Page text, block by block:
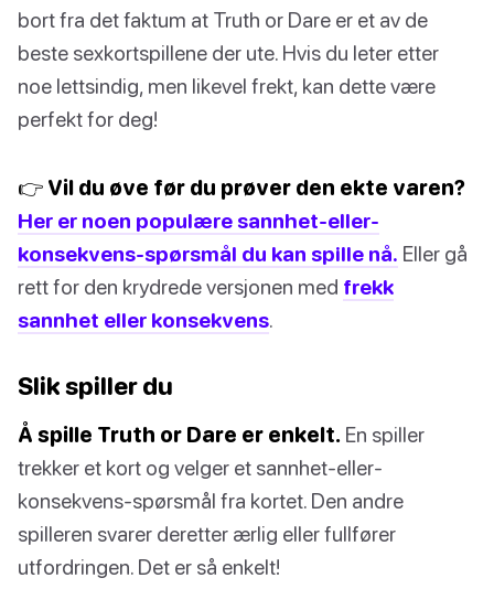
bort fra det faktum at Truth or Dare er et av de
beste sexkortspillene der ute. Hvis du leter etter
noe lettsindig, men likevel frekt, kan dette være
perfekt for deg!
👉 Vil du øve før du prøver den ekte varen?
Her er noen populære sannhet-eller-
konsekvens-spørsmål du kan spille nå. Eller gå
rett for den krydrede versjonen med frekk
sannhet eller konsekvens.
Slik spiller du
Å spille Truth or Dare er enkelt. En spiller
trekker et kort og velger et sannhet-eller-
konsekvens-spørsmål fra kortet. Den andre
spilleren svarer deretter ærlig eller fullfører
utfordringen. Det er så enkelt!